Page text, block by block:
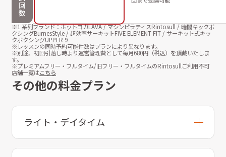
回
数
※1 系列ブランド：ホットヨガLAVA / マシンピラティスRintosull / 暗闇キックボ
クシングBurnesStyle / 超効率サーキットFIVE ELEMENT FIT / サーキット式キッ
クボクシングUPPER 9
※レッスンの同時予約可能件数はプランにより異なります。
※別途、初回引落し時より運営管理費として毎月680円（税込）を頂戴いたしま
す。
※プレミアムフリー・フルタイム/旧フリー・フルタイムのRintosullご利用不可
店舗一覧はこちら
その他の料金プラン
ライト・デイタイム